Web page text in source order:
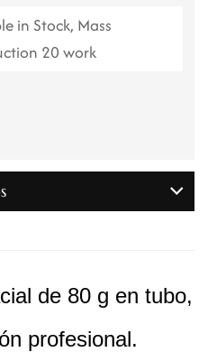
in Stock, Mass
20 work
de 80 g en tubo,
profesional.